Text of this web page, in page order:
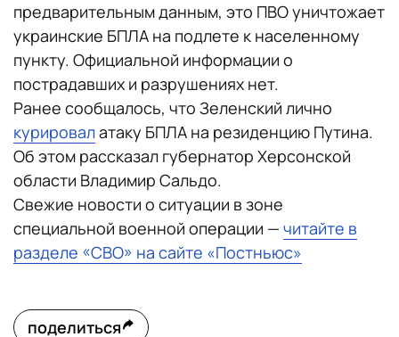
предварительным данным, это ПВО уничтожает
украинские БПЛА на подлете к населенному
пункту. Официальной информации о
пострадавших и разрушениях нет.
Ранее сообщалось, что Зеленский лично
курировалатаку БПЛА на резиденцию Путина.
Об этом рассказал губернатор Херсонской
области Владимир Сальдо.
Свежие новости о ситуации в зоне
специальной военной операции — читайте в
разделе «СВО» на сайте «Постньюс»
поделиться